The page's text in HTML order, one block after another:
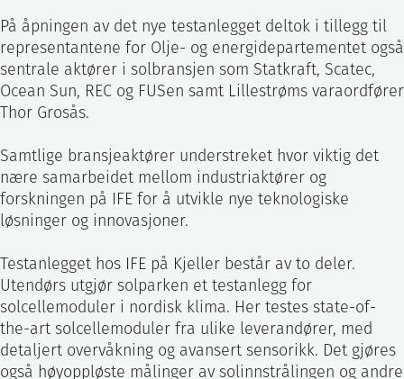
På åpningen av det nye testanlegget deltok i tillegg til
representantene for Olje- og energidepartementet også
sentrale aktører i solbransjen som Statkraft, Scatec,
Ocean Sun, REC og FUSen samt Lillestrøms varaordfører
Thor Grosås.
Samtlige bransjeaktører understreket hvor viktig det
nære samarbeidet mellom industriaktører og
forskningen på IFE for å utvikle nye teknologiske
løsninger og innovasjoner.
Testanlegget hos IFE på Kjeller består av to deler.
Utendørs utgjør solparken et testanlegg for
solcellemoduler i nordisk klima. Her testes state-of-
the-art solcellemoduler fra ulike leverandører, med
detaljert overvåkning og avansert sensorikk. Det gjøres
også høyoppløste målinger av solinnstrålingen og andre